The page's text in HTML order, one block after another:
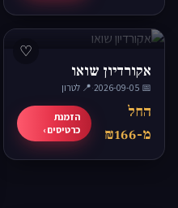
♡
אקורדיון שואו
📅 2026-09-05
·📍 לטרון
החל
מ-₪166
הזמנת
כרטיסים ›